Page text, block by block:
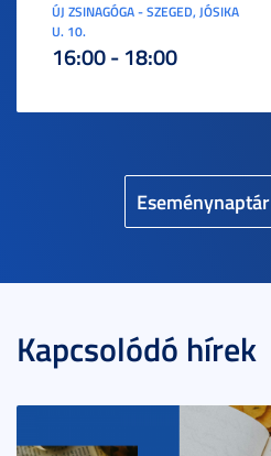
Eseménynaptár
ÚJ ZSINAGÓGA - SZEGED, JÓSIKA
U. 10.
16:00 - 18:00
Kapcsolódó hírek